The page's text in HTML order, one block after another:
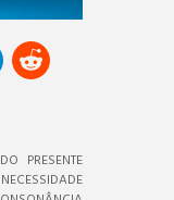
PRESENTE